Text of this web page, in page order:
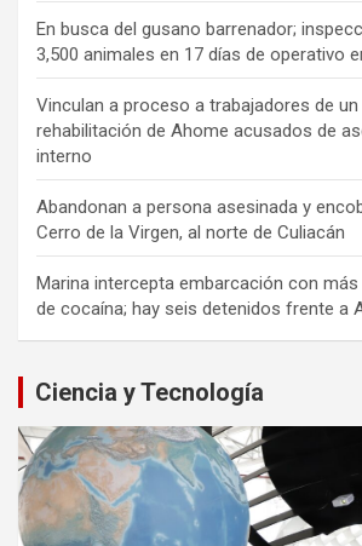
En busca del gusano barrenador;
3,500 animales en 17 días de operativo
Vinculan a proceso a trabajadores de
rehabilitación de Ahome acusados de
interno
Abandonan a persona asesinada y
Cerro de la Virgen, al norte de Culiacán
Marina intercepta embarcación con
de cocaína; hay seis detenidos frente a
Ciencia y Tecnología